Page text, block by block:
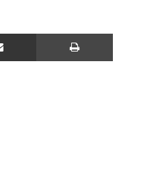
Share via Email Print